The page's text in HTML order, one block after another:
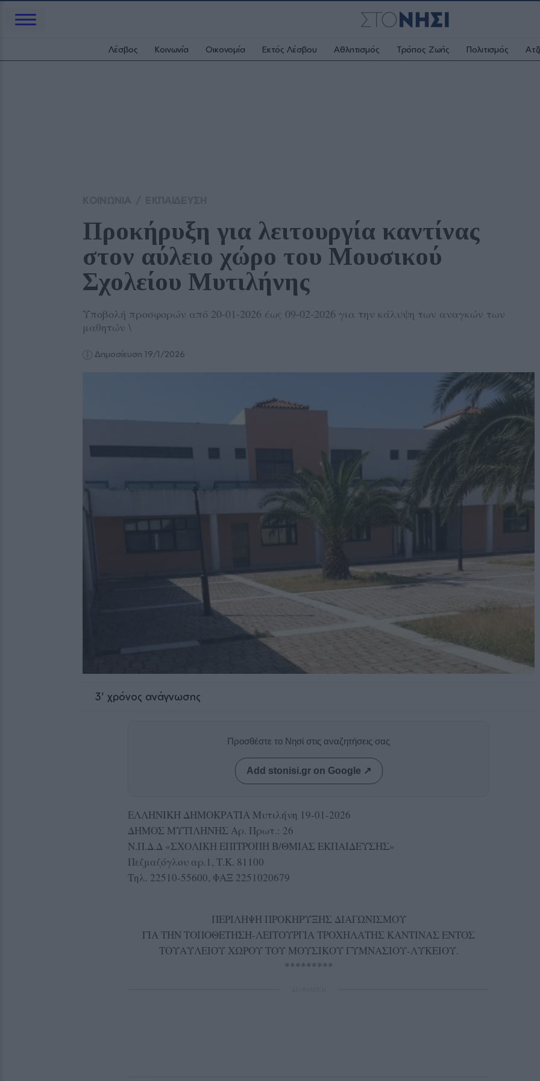
Λέσβος Κοινωνία Οικονομία Εκτός Λέσβου Αθλητισμός Τρόπος Ζωής Πολιτισμός
Προκήρυξη για λειτουργία καντίνας
στον αύλειο χώρο του Μουσικού
Σχολείου Μυτιλήνης
Υποβολή προσφορών από 20-01-2026 έως 09-02-2026 για την κάλυψη των αναγκών των
μαθητών \
Δημοσίευση 19/1/2026
3' χρόνος ανάγνωσης
Προσθέστε το Νησί στις αναζητήσεις σας
Add stonisi.gr on Google ↗
ΕΛΛΗΝΙΚΗ ΔΗΜΟΚΡΑΤΙΑ Μυτιλήνη 19-01-2026
ΔΗΜΟΣ ΜΥΤΙΛΗΝΗΣ Αρ. Πρωτ.: 26
Ν.Π.Δ.Δ «ΣΧΟΛΙΚΗ ΕΠΙΤΡΟΠΗ Β/ΘΜΙΑΣ ΕΚΠΑΙΔΕΥΣΗΣ»
Πεζμαζόγλου αρ.1, Τ.Κ. 81100
Τηλ. 22510-55600, ΦΑΞ 2251020679
ΠΕΡΙΛΗΨΗ ΠΡΟΚΗΡΥΞΗΣ ΔΙΑΓΩΝΙΣΜΟΥ
ΓΙΑ ΤΗΝ ΤΟΠΟΘΕΤΗΣΗ-ΛΕΙΤΟΥΡΓΙΑ ΤΡΟΧΗΛΑΤΗΣ ΚΑΝΤΙΝΑΣ ΕΝΤΟΣ
ΤΟΥΑΥΛΕΙΟΥ ΧΩΡΟΥ ΤΟΥ ΜΟΥΣΙΚΟΥ ΓΥΜΝΑΣΙΟΥ-ΛΥΚΕΙΟΥ.
*********